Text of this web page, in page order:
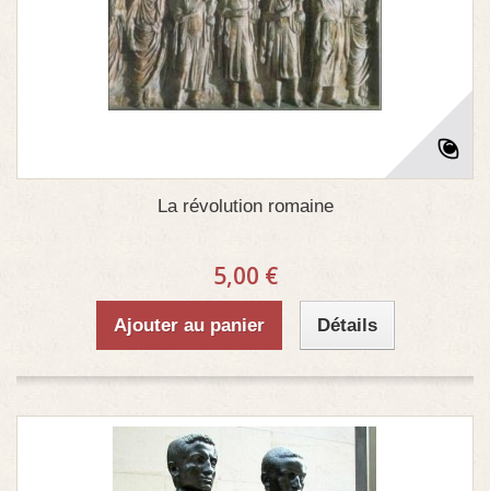
La révolution romaine
5,00 €
Ajouter au panier Détails